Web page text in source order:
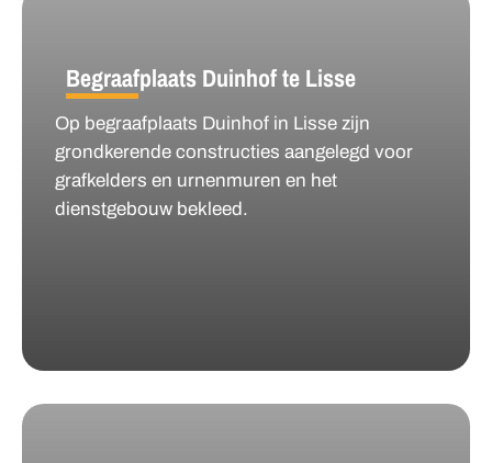
Begraafplaats Duinhof te Lisse
Op begraafplaats Duinhof in Lisse zijn
grondkerende constructies aangelegd voor
grafkelders en urnenmuren en het
dienstgebouw bekleed.